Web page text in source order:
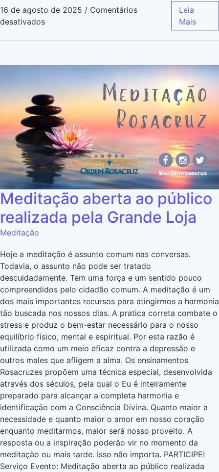
16 de agosto de 2025 / Comentários
desativados
Leia
Mais
Meditação aberta ao público
realizada pela Grande Loja
Meditação
Hoje a meditação é assunto comum nas conversas.
Todavia, o assunto não pode ser tratado
descuidadamente. Tem uma força e um sentido pouco
compreendidos pelo cidadão comum. A meditação é um
dos mais importantes recursos para atingirmos a harmonia
tão buscada nos nossos dias. A pratica correta combate o
stress e produz o bem-estar necessário para o nosso
equilíbrio físico, mental e espiritual. Por esta razão é
utilizada como um meio eficaz contra a depressão e
outros males que afligem a alma. Os ensinamentos
Rosacruzes propõem uma técnica especial, desenvolvida
através dos séculos, pela qual o Eu é inteiramente
preparado para alcançar a completa harmonia e
identificação com a Consciência Divina. Quanto maior a
necessidade e quanto maior o amor em nosso coração
enquanto meditarmos, maior será nosso proveito. A
resposta ou a inspiração poderão vir no momento da
meditação ou mais tarde. Isso não importa. PARTICIPE!
Serviço Evento: Meditação aberta ao público realizada